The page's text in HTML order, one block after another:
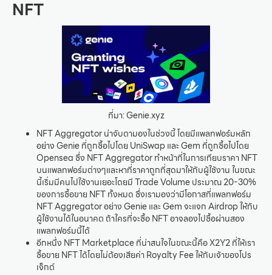
NFT
ที่มา: Genie.xyz
NFT Aggregator น่าจับตามองในช่วงนี้ โดยมีแพลทฟอร์มหลัก
อย่าง Genie ที่ถูกซื้อไปโดย UniSwap และ Gem ที่ถูกซื้อไปโดย
Opensea ซึ่ง NFT Aggregator ทำหน้าที่ในการเทียบราคา NFT
บนแพลทฟอร์มต่างๆและหาที่ราคาถูกที่สุดมาให้กับผู้ใช้งาน ในขณะ
นี้เริ่มมีคนไปใช้งานเยอะโดยมี Trade Volume ประมาณ 20-30%
ของการซื้อขาย NFT ทั้งหมด ซึ่งเรามองว่ามีโอกาสที่แพลทฟอร์ม
NFT Aggregator อย่าง Genie และ Gem จะแจก Airdrop ให้กับ
ผู้ใช้งานได้ในอนาคต ถ้าใครที่จะซื้อ NFT อาจลองไปซื้อผ่านสอง
แพลทฟอร์มนี้ได้
อีกหนึ่ง NFT Marketplace ที่น่าสนใจในขณะนี้คือ X2Y2 ที่ให้เรา
ซื้อขาย NFT ได้โดยไม่ต้องเสียค่า Royalty Fee ให้กับเจ้าของโปร
เจ็กต์